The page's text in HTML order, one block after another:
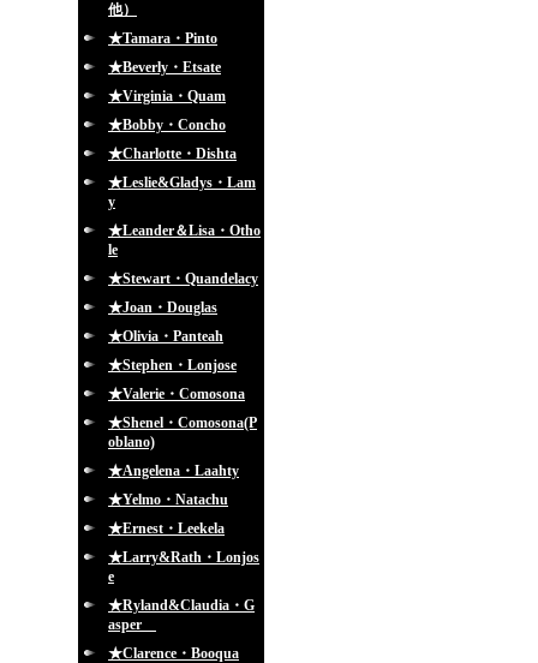
他）
★Tamara・Pinto
★Beverly・Etsate
★Virginia・Quam
★Bobby・Concho
★Charlotte・Dishta
★Leslie&Gladys・Lam
y
★Leander＆Lisa・Otho
le
★Stewart・Quandelacy
★Joan・Douglas
★Olivia・Panteah
★Stephen・Lonjose
★Valerie・Comosona
★Shenel・Comosona(P
oblano)
★Angelena・Laahty
★Yelmo・Natachu
★Ernest・Leekela
★Larry&Rath・Lonjos
e
★Ryland&Claudia・G
asper
★Clarence・Booqua